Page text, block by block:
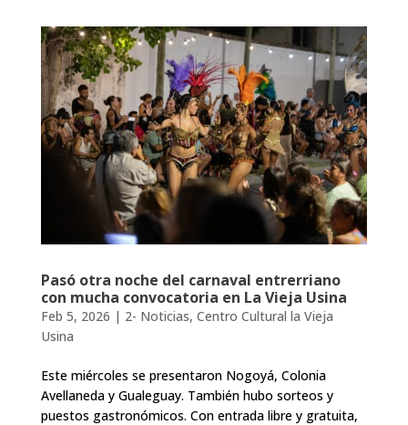
Pasó otra noche del carnaval entrerriano
con mucha convocatoria en La Vieja Usina
Feb 5, 2026 | 2- Noticias, Centro Cultural la Vieja
Usina
Este miércoles se presentaron Nogoyá, Colonia
Avellaneda y Gualeguay. También hubo sorteos y
puestos gastronómicos. Con entrada libre y gratuita,